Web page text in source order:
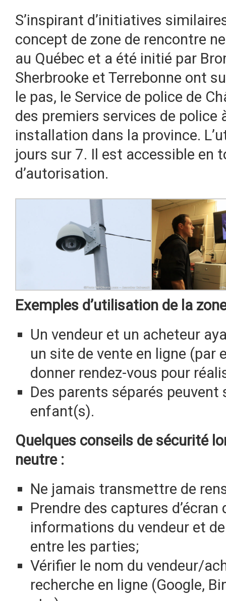
S’inspirant d’initiatives
concept de zone de rencontre
au Québec et a été initié par
Sherbrooke et Terrebonne ont
le pas, le Service de police de
des premiers services de police
installation dans la province.
jours sur 7. Il est accessible en
d’autorisation.
Exemples d’utilisation de la
Un vendeur et un acheteur
un site de vente en ligne (par
donner rendez-vous pour
Des parents séparés peuvent
enfant(s).
Quelques conseils de sécurité
neutre :
Ne jamais transmettre de
Prendre des captures
informations du vendeur et
entre les parties;
Vérifier le nom du vendeur/
recherche en ligne (Google,